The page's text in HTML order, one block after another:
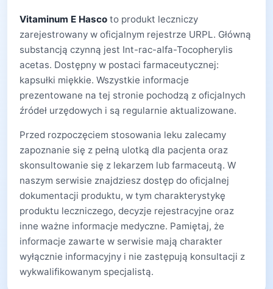
Vitaminum E Hasco to produkt leczniczy
zarejestrowany w oficjalnym rejestrze URPL. Główną
substancją czynną jest Int-rac-alfa-Tocopherylis
acetas. Dostępny w postaci farmaceutycznej:
kapsułki miękkie. Wszystkie informacje
prezentowane na tej stronie pochodzą z oficjalnych
źródeł urzędowych i są regularnie aktualizowane.
Przed rozpoczęciem stosowania leku zalecamy
zapoznanie się z pełną ulotką dla pacjenta oraz
skonsultowanie się z lekarzem lub farmaceutą. W
naszym serwisie znajdziesz dostęp do oficjalnej
dokumentacji produktu, w tym charakterystykę
produktu leczniczego, decyzje rejestracyjne oraz
inne ważne informacje medyczne. Pamiętaj, że
informacje zawarte w serwisie mają charakter
wyłącznie informacyjny i nie zastępują konsultacji z
wykwalifikowanym specjalistą.